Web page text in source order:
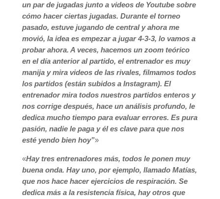
un par de jugadas junto a videos de Youtube sobre
cómo hacer ciertas jugadas. Durante el torneo
pasado, estuve jugando de central y ahora me
movió, la idea es empezar a jugar 4-3-3, lo vamos a
probar ahora. A veces, hacemos un zoom teórico
en el día anterior al partido, el entrenador es muy
manija y mira videos de las rivales, filmamos todos
los partidos (están subidos a Instagram). El
entrenador mira todos nuestros partidos enteros y
nos corrige después, hace un análisis profundo, le
dedica mucho tiempo para evaluar errores. Es pura
pasión, nadie le paga y él es clave para que nos
esté yendo bien hoy”»
«Hay tres entrenadores más, todos le ponen muy
buena onda. Hay uno, por ejemplo, llamado Matías,
que nos hace hacer ejercicios de respiración. Se
dedica más a la resistencia física, hay otros que